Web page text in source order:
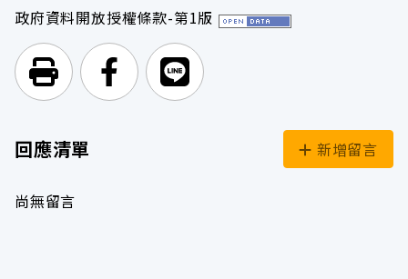
政府資料開放授權條款-第1版
列印頁面前往Facebook
前往Line
回應清單 新增留言
尚無留言